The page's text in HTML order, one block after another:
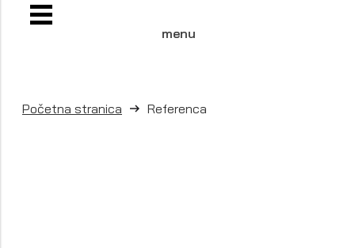
menu
Početna stranica Referenca